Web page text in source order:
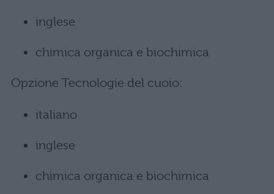
inglese
chimica organica e biochimica
Opzione Tecnologie del cuoio:
italiano
inglese
chimica organica e biochimica